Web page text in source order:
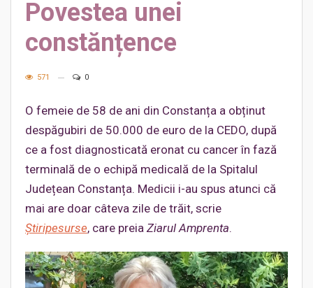
Povestea unei
constănțence
571 0
O femeie de 58 de ani din Constanța a obținut
despăgubiri de 50.000 de euro de la CEDO, după
ce a fost diagnosticată eronat cu cancer în fază
terminală de o echipă medicală de la Spitalul
Județean Constanța. Medicii i-au spus atunci că
mai are doar câteva zile de trăit, scrie
Știripesurse, care preia Ziarul Amprenta.